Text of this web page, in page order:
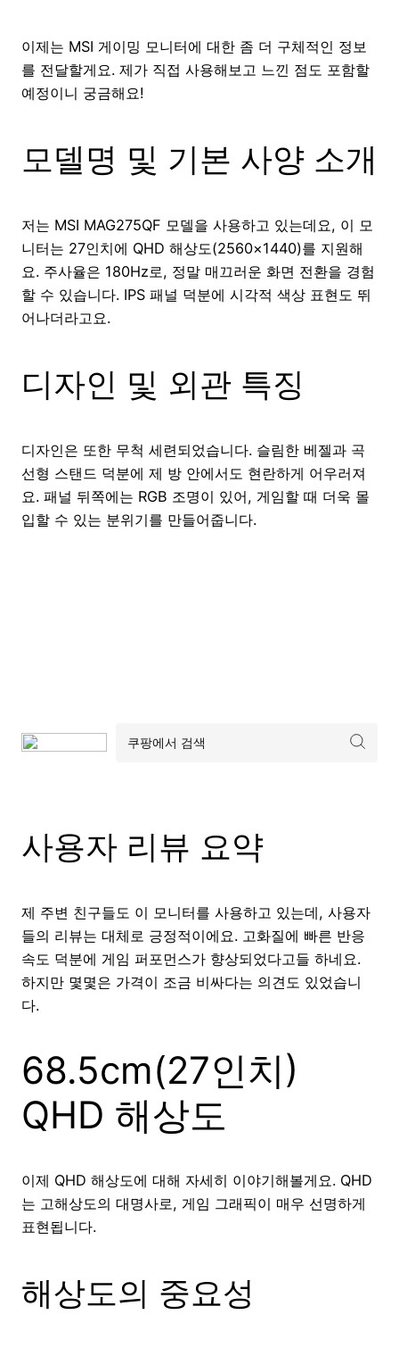
이제는 MSI 게이밍 모니터에 대한 좀 더 구체적인 정보
를 전달할게요. 제가 직접 사용해보고 느낀 점도 포함할
예정이니 궁금해요!
모델명 및 기본 사양 소개
저는 MSI MAG275QF 모델을 사용하고 있는데요, 이 모
니터는 27인치에 QHD 해상도(2560×1440)를 지원해
요. 주사율은 180Hz로, 정말 매끄러운 화면 전환을 경험
할 수 있습니다. IPS 패널 덕분에 시각적 색상 표현도 뛰
어나더라고요.
디자인 및 외관 특징
디자인은 또한 무척 세련되었습니다. 슬림한 베젤과 곡
선형 스탠드 덕분에 제 방 안에서도 현란하게 어우러져
요. 패널 뒤쪽에는 RGB 조명이 있어, 게임할 때 더욱 몰
입할 수 있는 분위기를 만들어줍니다.
사용자 리뷰 요약
제 주변 친구들도 이 모니터를 사용하고 있는데, 사용자
들의 리뷰는 대체로 긍정적이에요. 고화질에 빠른 반응
속도 덕분에 게임 퍼포먼스가 향상되었다고들 하네요.
하지만 몇몇은 가격이 조금 비싸다는 의견도 있었습니
다.
68.5cm(27인치)
QHD 해상도
이제 QHD 해상도에 대해 자세히 이야기해볼게요. QHD
는 고해상도의 대명사로, 게임 그래픽이 매우 선명하게
표현됩니다.
해상도의 중요성